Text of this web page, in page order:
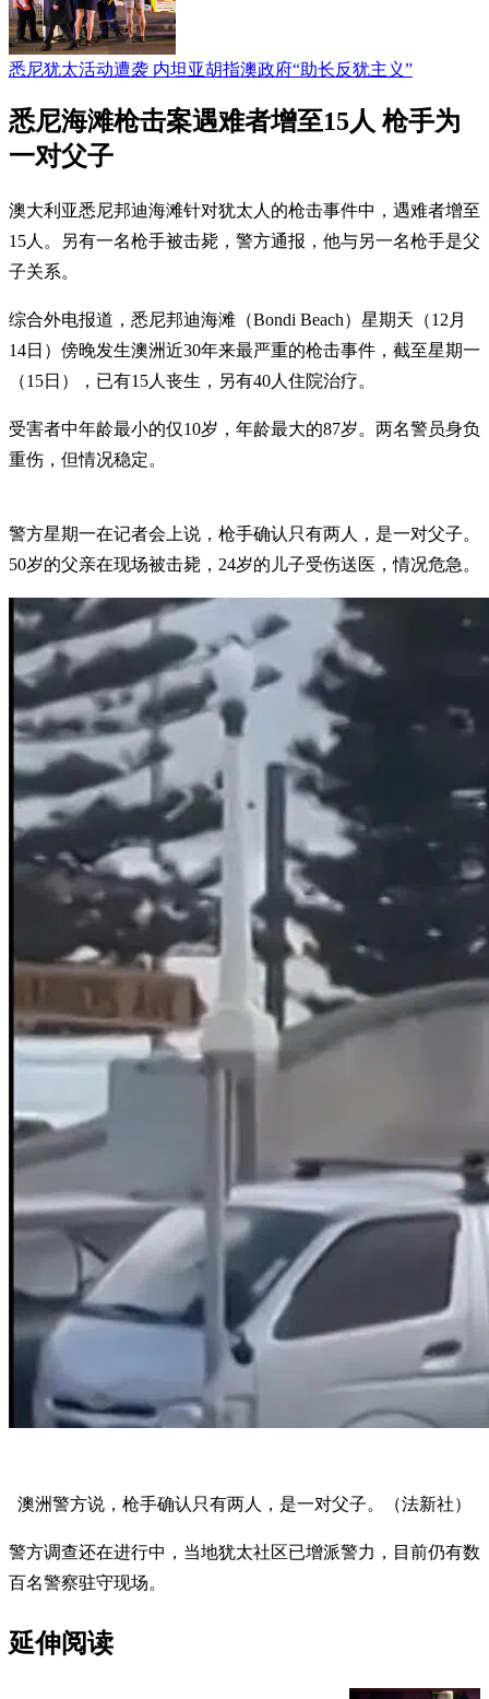
悉尼犹太活动遭袭 内坦亚胡指澳政府“助长反犹主义”
悉尼海滩枪击案遇难者增至15人 枪手为
一对父子
澳大利亚悉尼邦迪海滩针对犹太人的枪击事件中，遇难者增至
15人。另有一名枪手被击毙，警方通报，他与另一名枪手是父
子关系。
综合外电报道，悉尼邦迪海滩（Bondi Beach）星期天（12月
14日）傍晚发生澳洲近30年来最严重的枪击事件，截至星期一
（15日），已有15人丧生，另有40人住院治疗。
受害者中年龄最小的仅10岁，年龄最大的87岁。两名警员身负
重伤，但情况稳定。
警方星期一在记者会上说，枪手确认只有两人，是一对父子。
50岁的父亲在现场被击毙，24岁的儿子受伤送医，情况危急。
澳洲警方说，枪手确认只有两人，是一对父子。（法新社）
警方调查还在进行中，当地犹太社区已增派警力，目前仍有数
百名警察驻守现场。
延伸阅读